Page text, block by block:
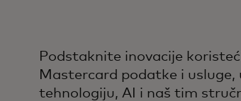
Podstaknite inovacije
Mastercard podatke i usluge,
tehnologiju, AI i naš tim